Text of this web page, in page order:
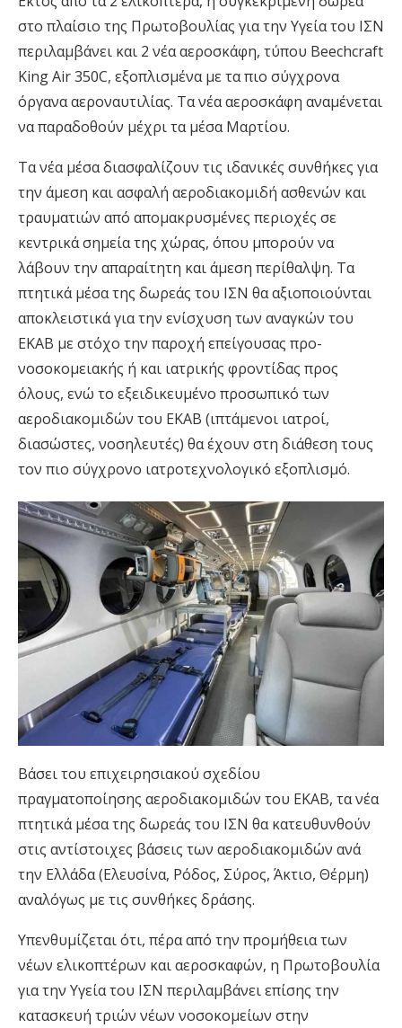
στο πλαίσιο της Πρωτοβουλίας για την Υγεία του ΙΣΝ
περιλαμβάνει και 2 νέα αεροσκάφη, τύπου Beechcraft
King Air 350C, εξοπλισμένα με τα πιο σύγχρονα
όργανα αεροναυτιλίας. Τα νέα αεροσκάφη αναμένεται
να παραδοθούν μέχρι τα μέσα Μαρτίου.
Τα νέα μέσα διασφαλίζουν τις ιδανικές συνθήκες για
την άμεση και ασφαλή αεροδιακομιδή ασθενών και
τραυματιών από απομακρυσμένες περιοχές σε
κεντρικά σημεία της χώρας, όπου μπορούν να
λάβουν την απαραίτητη και άμεση περίθαλψη. Τα
πτητικά μέσα της δωρεάς του ΙΣΝ θα αξιοποιούνται
αποκλειστικά για την ενίσχυση των αναγκών του
ΕΚΑΒ με στόχο την παροχή επείγουσας προ-
νοσοκομειακής ή και ιατρικής φροντίδας προς
όλους, ενώ το εξειδικευμένο προσωπικό των
αεροδιακομιδών του ΕΚΑΒ (ιπτάμενοι ιατροί,
διασώστες, νοσηλευτές) θα έχουν στη διάθεση τους
τον πιο σύγχρονο ιατροτεχνολογικό εξοπλισμό.
Βάσει του επιχειρησιακού σχεδίου
πραγματοποίησης αεροδιακομιδών του ΕΚΑΒ, τα νέα
πτητικά μέσα της δωρεάς του ΙΣΝ θα κατευθυνθούν
στις αντίστοιχες βάσεις των αεροδιακομιδών ανά
την Ελλάδα (Ελευσίνα, Ρόδος, Σύρος, Άκτιο, Θέρμη)
αναλόγως με τις συνθήκες δράσης.
Υπενθυμίζεται ότι, πέρα από την προμήθεια των
νέων ελικοπτέρων και αεροσκαφών, η Πρωτοβουλία
για την Υγεία του ΙΣΝ περιλαμβάνει επίσης την
κατασκευή τριών νέων νοσοκομείων στην